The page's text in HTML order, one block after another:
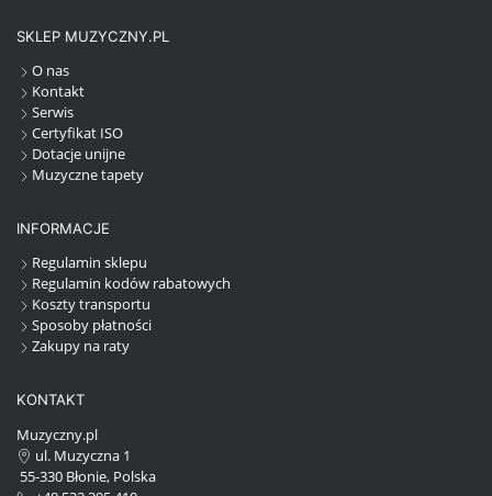
SKLEP MUZYCZNY.PL
O nas
Kontakt
Serwis
Certyfikat ISO
Dotacje unijne
Muzyczne tapety
INFORMACJE
Regulamin sklepu
Regulamin kodów rabatowych
Koszty transportu
Sposoby płatności
Zakupy na raty
KONTAKT
Muzyczny.pl
ul. Muzyczna 1
55-330 Błonie, Polska